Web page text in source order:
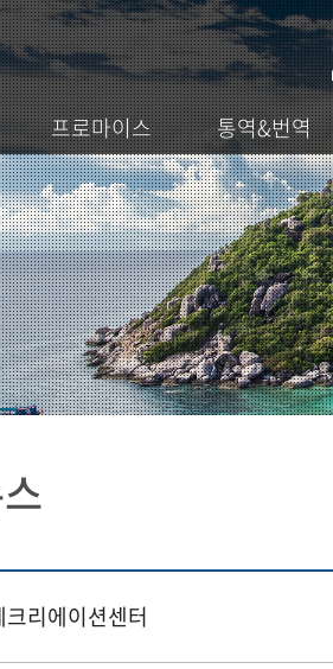
프로마이스 통역&번역
리에이션센터